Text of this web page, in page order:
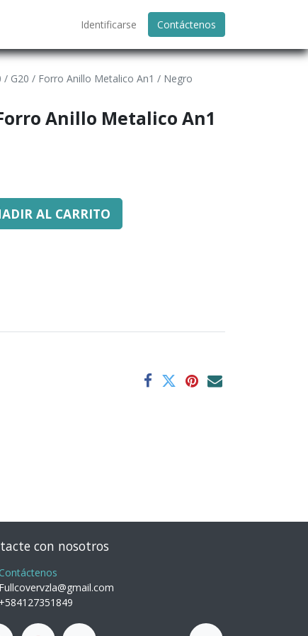
Identificarse Contáctenos
/ G20 / Forro Anillo Metalico An1 / Negro
Anillo Metalico An1
AL CARRITO
con nosotros
Contáctenos
Fullcovervzla@gmail.com
+584127351849